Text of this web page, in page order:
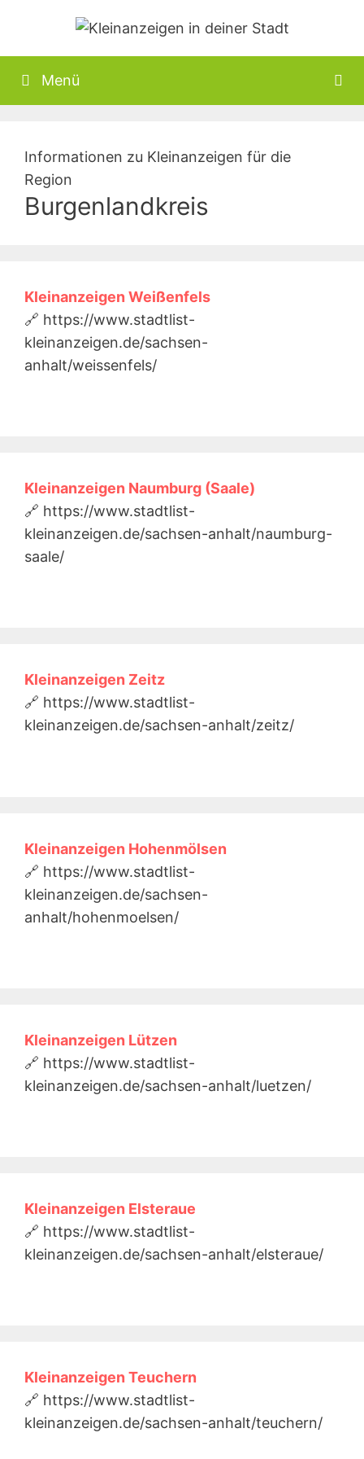
springen
Menü
Informationen zu Kleinanzeigen für die
Region
Burgenlandkreis
Kleinanzeigen Weißenfels
🔗 https://www.stadtlist-
kleinanzeigen.de/sachsen-
anhalt/weissenfels/
Kleinanzeigen Naumburg (Saale)
🔗 https://www.stadtlist-
kleinanzeigen.de/sachsen-anhalt/naumburg-
saale/
Kleinanzeigen Zeitz
🔗 https://www.stadtlist-
kleinanzeigen.de/sachsen-anhalt/zeitz/
Kleinanzeigen Hohenmölsen
🔗 https://www.stadtlist-
kleinanzeigen.de/sachsen-
anhalt/hohenmoelsen/
Kleinanzeigen Lützen
🔗 https://www.stadtlist-
kleinanzeigen.de/sachsen-anhalt/luetzen/
Kleinanzeigen Elsteraue
🔗 https://www.stadtlist-
kleinanzeigen.de/sachsen-anhalt/elsteraue/
Kleinanzeigen Teuchern
🔗 https://www.stadtlist-
kleinanzeigen.de/sachsen-anhalt/teuchern/